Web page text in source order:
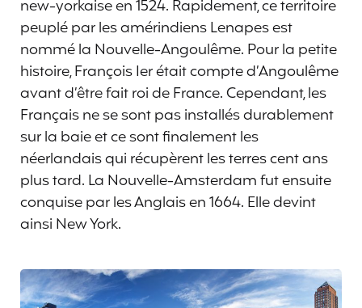
new-yorkaise en 1524. Rapidement, ce territoire
peuplé par les amérindiens Lenapes est
nommé la Nouvelle-Angoulême. Pour la petite
histoire, François Ier était compte d’Angoulême
avant d’être fait roi de France. Cependant, les
Français ne se sont pas installés durablement
sur la baie et ce sont finalement les
néerlandais qui récupèrent les terres cent ans
plus tard. La Nouvelle-Amsterdam fut ensuite
conquise par les Anglais en 1664. Elle devint
ainsi New York.